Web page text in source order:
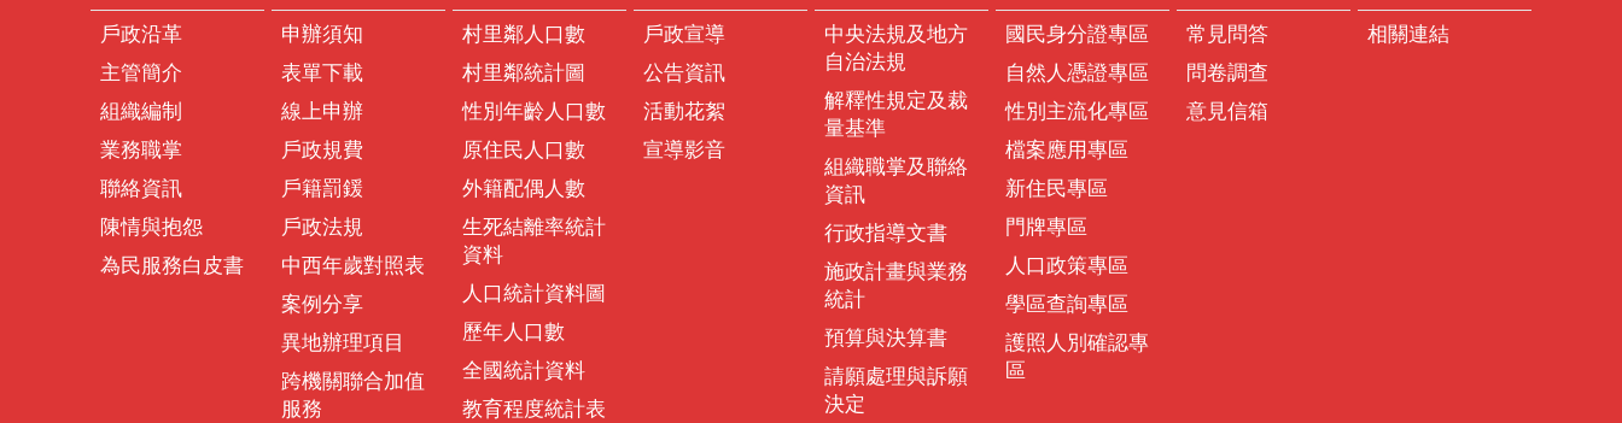
戶政沿革
主管簡介
組織編制
業務職掌
聯絡資訊
陳情與抱怨
為民服務白皮書
申辦須知
表單下載
線上申辦
戶政規費
戶籍罰鍰
戶政法規
中西年歲對照表
案例分享
異地辦理項目
跨機關聯合加值
服務
村里鄰人口數
村里鄰統計圖
性別年齡人口數
原住民人口數
外籍配偶人數
生死結離率統計
資料
人口統計資料圖
歷年人口數
全國統計資料
教育程度統計表
戶政宣導
公告資訊
活動花絮
宣導影音
中央法規及地方
自治法規
解釋性規定及裁
量基準
組織職掌及聯絡
資訊
行政指導文書
施政計畫與業務
統計
預算與決算書
請願處理與訴願
決定
國民身分證專區
自然人憑證專區
性別主流化專區
檔案應用專區
新住民專區
門牌專區
人口政策專區
學區查詢專區
護照人別確認專
區
常見問答
問卷調查
意見信箱
相關連結